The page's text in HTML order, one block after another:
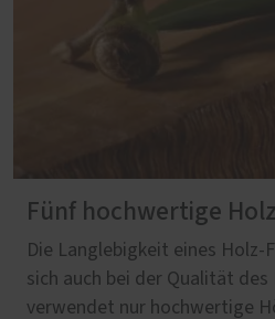
Fünf hochwertige
Die Langlebigkeit eines
sich auch bei der Qualität des
verwendet nur hochwertige